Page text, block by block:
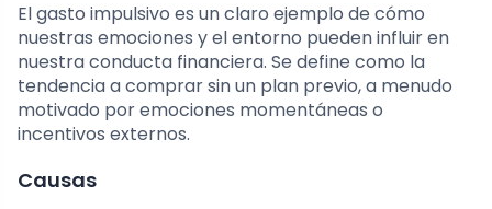
El gasto impulsivo es un claro ejemplo de cómo
nuestras emociones y el entorno pueden influir en
nuestra conducta financiera. Se define como la
tendencia a comprar sin un plan previo, a menudo
motivado por emociones momentáneas o
incentivos externos.
Causas